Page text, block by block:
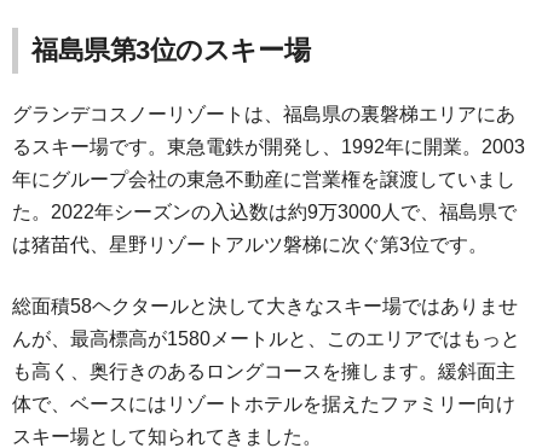
福島県第3位のスキー場
グランデコスノーリゾートは、福島県の裏磐梯エリアにあ
るスキー場です。東急電鉄が開発し、1992年に開業。2003
年にグループ会社の東急不動産に営業権を譲渡していまし
た。2022年シーズンの入込数は約9万3000人で、福島県で
は猪苗代、星野リゾートアルツ磐梯に次ぐ第3位です。
総面積58ヘクタールと決して大きなスキー場ではありませ
んが、最高標高が1580メートルと、このエリアではもっと
も高く、奥行きのあるロングコースを擁します。緩斜面主
体で、ベースにはリゾートホテルを据えたファミリー向け
スキー場として知られてきました。